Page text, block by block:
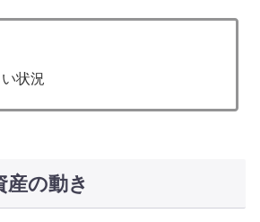
状況
の動き